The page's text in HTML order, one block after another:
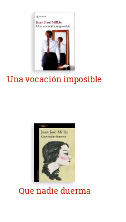
Una vocación imposible
Que nadie duerma